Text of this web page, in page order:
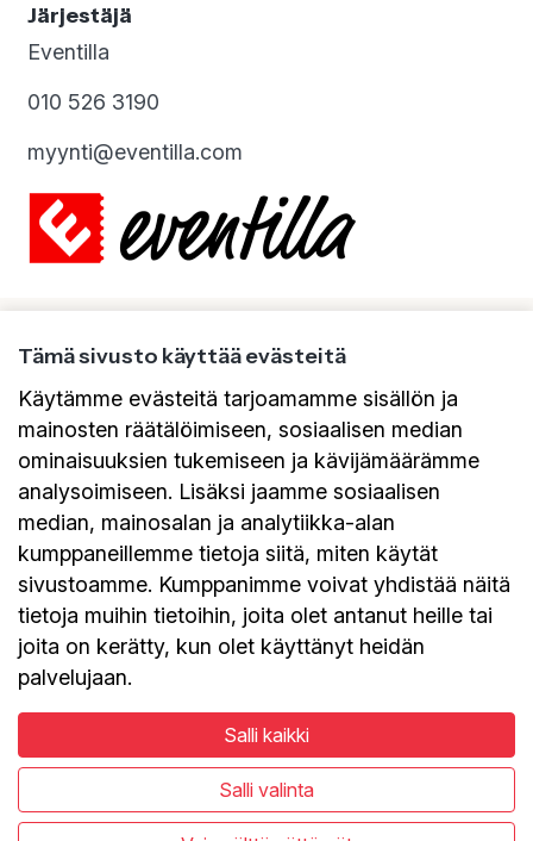
Järjestäjä
Eventilla
010 526 3190
myynti@eventilla.com
Tämä sivusto käyttää evästeitä
Käytämme evästeitä tarjoamamme sisällön ja
mainosten räätälöimiseen, sosiaalisen median
ominaisuuksien tukemiseen ja kävijämäärämme
analysoimiseen. Lisäksi jaamme sosiaalisen
median, mainosalan ja analytiikka-alan
kumppaneillemme tietoja siitä, miten käytät
sivustoamme. Kumppanimme voivat yhdistää näitä
tietoja muihin tietoihin, joita olet antanut heille tai
joita on kerätty, kun olet käyttänyt heidän
palvelujaan.
Salli kaikki
Salli valinta
Eventilla on tapahtumanhallintajärjestelmä
verkossa. Avullamme luot unohtumattomat
tapahtumakokemukset niin verkossa,
hybiridinä kuin paikan päälläkin.
Eventilla mahdollistaa oman brändisi
mukaisen ilmoittautumisprosessin,
automaattisen tapahtumaviestinnän ja
tietoturvallisen osallistujatietojen hallinnan.
Tapahtumanhallinta
Käyttökohteet
Tietosuojaseloste